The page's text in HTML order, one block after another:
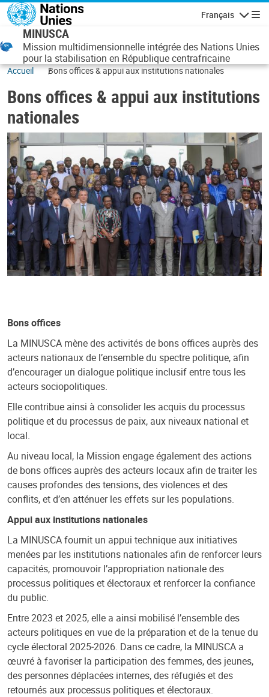
Aller au contenu principal
Français
MINUSCA
Mission multidimensionnelle intégrée des Nations Unies
pour la stabilisation en République centrafricaine
Accueil Bons offices & appui aux institutions nationales
Bons offices & appui aux institutions
nationales
Bons offices
La MINUSCA mène des activités de bons offices auprès des
acteurs nationaux de l’ensemble du spectre politique, afin
d’encourager un dialogue politique inclusif entre tous les
acteurs sociopolitiques.
Elle contribue ainsi à consolider les acquis du processus
politique et du processus de paix, aux niveaux national et
local.
Au niveau local, la Mission engage également des actions
de bons offices auprès des acteurs locaux afin de traiter les
causes profondes des tensions, des violences et des
conflits, et d’en atténuer les effets sur les populations.
Appui aux institutions nationales
La MINUSCA fournit un appui technique aux initiatives
menées par les institutions nationales afin de renforcer leurs
capacités, promouvoir l’appropriation nationale des
processus politiques et électoraux et renforcer la confiance
du public.
Entre 2023 et 2025, elle a ainsi mobilisé l’ensemble des
acteurs politiques en vue de la préparation et de la tenue du
cycle électoral 2025‑2026. Dans ce cadre, la MINUSCA a
œuvré à favoriser la participation des femmes, des jeunes,
des personnes déplacées internes, des réfugiés et des
retournés aux processus politiques et électoraux.